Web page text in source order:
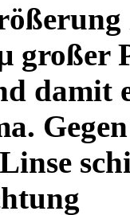
großer
damit